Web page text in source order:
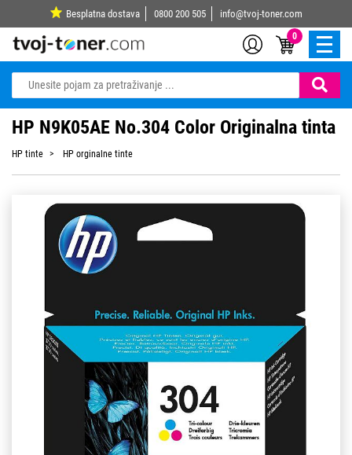
Besplatna dostava 0800 200 505 info@tvoj-toner.com
0
HP N9K05AE No.304 Color Originalna tinta
HP tinte HP orginalne tinte